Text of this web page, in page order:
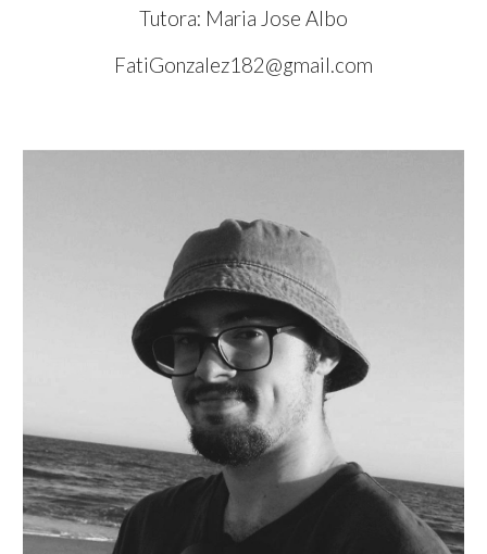
Tutora: Maria Jose Albo
FatiGonzalez182@gmail.com